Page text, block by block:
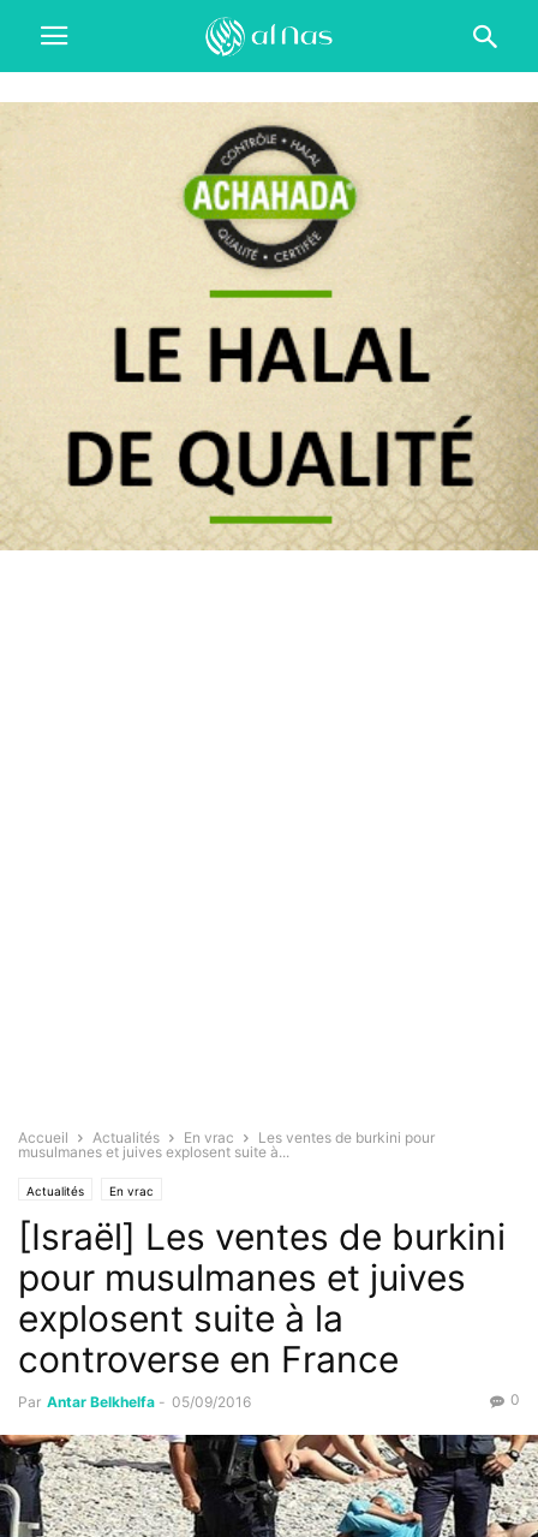
Accueil Actualités En vrac
Les ventes de burkini pour
musulmanes et juives explosent suite à...
Actualités En vrac
[Israël] Les ventes de burkini
pour musulmanes et juives
explosent suite à la
controverse en France
Par Antar Belkhelfa - 05/09/2016 0